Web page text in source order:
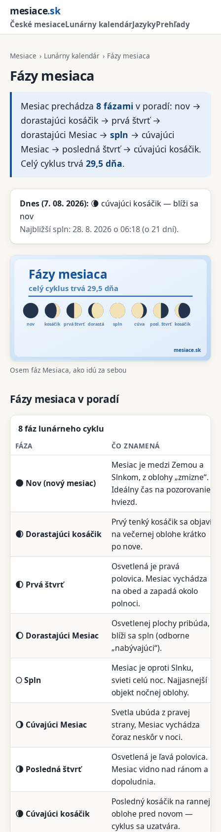
mesiace.sk
České mesiaceLunárny kalendárJazykyPrehľady
Mesiace › Lunárny kalendár › Fázy mesiaca
Fázy mesiaca
Mesiac prechádza 8 fázami v poradí: nov →
dorastajúci kosáčik → prvá štvrť →
dorastajúci Mesiac → spln → cúvajúci
Mesiac → posledná štvrť → cúvajúci kosáčik.
Celý cyklus trvá 29,5 dňa.
Dnes (7. 08. 2026): 🌘 cúvajúci kosáčik — blíži sa
nov
Najbližší spln: 28. 8. 2026 o 06:18 (o 21 dní).
Osem fáz Mesiaca, ako idú za sebou
Fázy mesiaca v poradí
8 fáz lunárneho cyklu
FÁZA ČO ZNAMENÁ
🌑 Nov (nový mesiac)
Mesiac je medzi Zemou a
Slnkom, z oblohy „zmizne“.
Ideálny čas na pozorovanie
hviezd.
🌒 Dorastajúci kosáčik
Prvý tenký kosáčik sa objaví
na večernej oblohe krátko
po nove.
🌓 Prvá štvrť
Osvetlená je pravá
polovica. Mesiac vychádza
na obed a zapadá okolo
polnoci.
🌔 Dorastajúci Mesiac
Osvetlenej plochy pribúda,
blíži sa spln (odborne
„nabývajúci“).
🌕 Spln
Mesiac je oproti Slnku,
svieti celú noc. Najjasnejší
objekt nočnej oblohy.
🌖 Cúvajúci Mesiac
Svetla ubúda z pravej
strany, Mesiac vychádza
čoraz neskôr v noci.
🌗 Posledná štvrť
Osvetlená je ľavá polovica.
Mesiac vidno nad ránom a
dopoludnia.
🌘 Cúvajúci kosáčik
Posledný kosáčik na rannej
oblohe pred novom —
cyklus sa uzatvára.